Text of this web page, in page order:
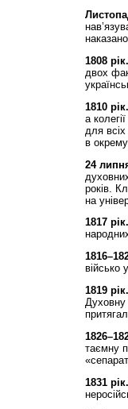
1808 рік.
двох
1810 рік.
а
для
в
24
років.
на
1817 рік.
військо
1819 рік.
Духовну
таємну
1831 рік.